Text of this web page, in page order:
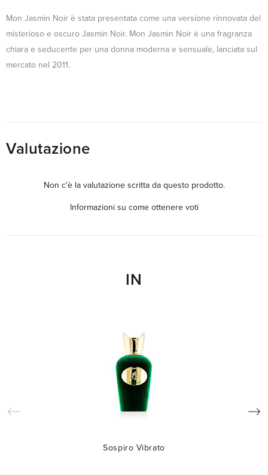
Mon Jasmin Noir è stata presentata come una versione rinnovata del
misterioso e oscuro Jasmin Noir. Mon Jasmin Noir è una fragranza
chiara e seducente per una donna moderna e sensuale, lanciata sul
mercato nel 2011.
Valutazione
Non c'è la valutazione scritta da questo prodotto.
Informazioni su come ottenere voti
IN
Sospiro Vibrato